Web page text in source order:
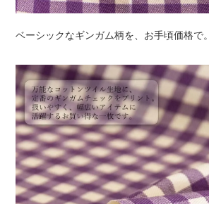
ベーシックなギンガム柄を、お手頃価格で。